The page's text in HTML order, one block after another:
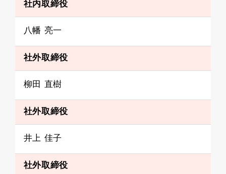
社内取締役
八幡 亮一
社外取締役
柳田 直樹
社外取締役
井上 佳子
社外取締役